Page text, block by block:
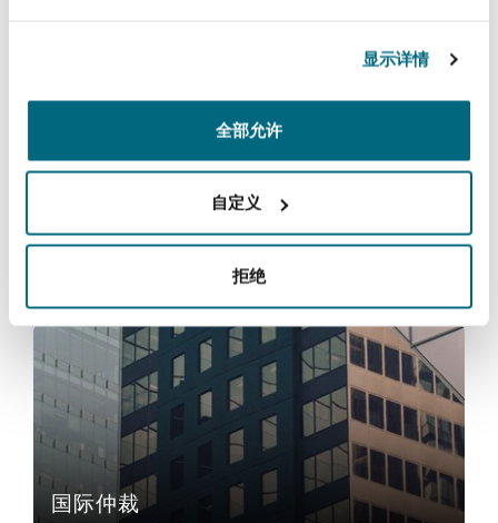
显示详情
全部允许
自定义
拒绝
Reinsurance
藩市
哥华
盛顿
彻斯特，新贝利广场2号
尼克
卡斯尔
能源与自然资源
国际仲裁
国际仲裁